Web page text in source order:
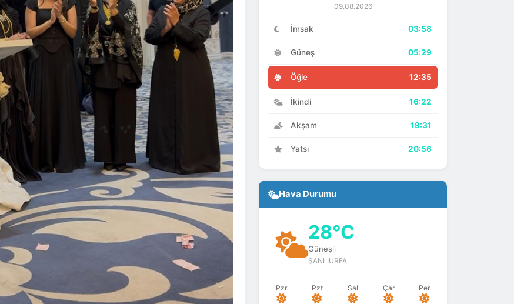
09.08.2026
İmsak 03:58
Güneş 05:29
Öğle 12:35
İkindi 16:22
Akşam 19:31
Yatsı 20:56
Hava Durumu
28°C
Güneşli
ŞANLIURFA
Pzr Pzt Sal Çar Per